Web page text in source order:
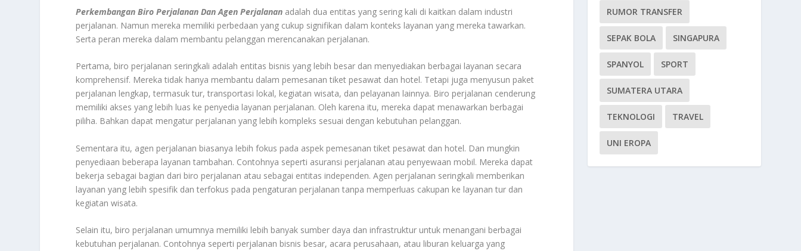
Perkembangan Biro Perjalanan Dan Agen Perjalanan adalah dua entitas yang sering kali di kaitkan dalam industri
perjalanan. Namun mereka memiliki perbedaan yang cukup signifikan dalam konteks layanan yang mereka tawarkan.
Serta peran mereka dalam membantu pelanggan merencanakan perjalanan.
Pertama, biro perjalanan seringkali adalah entitas bisnis yang lebih besar dan menyediakan berbagai layanan secara
komprehensif. Mereka tidak hanya membantu dalam pemesanan tiket pesawat dan hotel. Tetapi juga menyusun paket
perjalanan lengkap, termasuk tur, transportasi lokal, kegiatan wisata, dan pelayanan lainnya. Biro perjalanan cenderung
memiliki akses yang lebih luas ke penyedia layanan perjalanan. Oleh karena itu, mereka dapat menawarkan berbagai
piliha. Bahkan dapat mengatur perjalanan yang lebih kompleks sesuai dengan kebutuhan pelanggan.
Sementara itu, agen perjalanan biasanya lebih fokus pada aspek pemesanan tiket pesawat dan hotel. Dan mungkin
penyediaan beberapa layanan tambahan. Contohnya seperti asuransi perjalanan atau penyewaan mobil. Mereka dapat
bekerja sebagai bagian dari biro perjalanan atau sebagai entitas independen. Agen perjalanan seringkali memberikan
layanan yang lebih spesifik dan terfokus pada pengaturan perjalanan tanpa memperluas cakupan ke layanan tur dan
kegiatan wisata.
Selain itu, biro perjalanan umumnya memiliki lebih banyak sumber daya dan infrastruktur untuk menangani berbagai
kebutuhan perjalanan. Contohnya seperti perjalanan bisnis besar, acara perusahaan, atau liburan keluarga yang
RUMOR TRANSFER
SEPAK BOLA SINGAPURA
SPANYOL SPORT
SUMATERA UTARA
TEKNOLOGI TRAVEL
UNI EROPA